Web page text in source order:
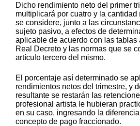
Dicho rendimiento neto del primer
multiplicará por cuatro y la
se considere, junto a las
sujeto pasivo, a efectos de
aplicable de acuerdo con las tablas
Real Decreto y las normas que se
artículo tercero del mismo.
El porcentaje así determinado se
rendimientos netos del trimestre, y
resultante se restarán las
profesional artista le hubieran
en su caso, ingresando la
concepto de pago fraccionado.